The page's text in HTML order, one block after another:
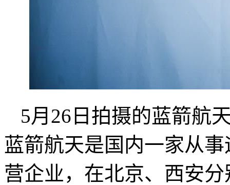
5月26日拍摄的蓝箭航
蓝箭航天是国内一家从
营企业，在北京、西安